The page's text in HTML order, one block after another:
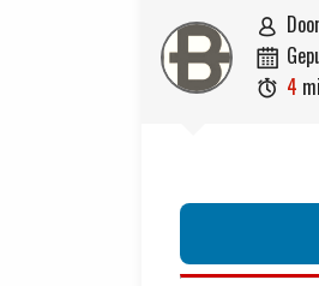
 door

 4